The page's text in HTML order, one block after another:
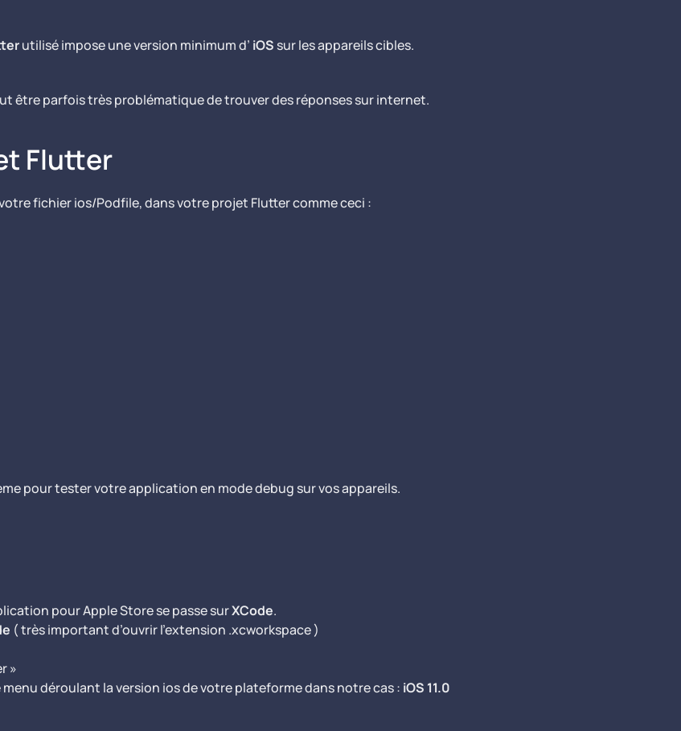
utilisé impose une version minimum d’ iOS sur les appareils cibles.
être parfois très problématique de trouver des réponses sur internet.
Flutter
fichier ios/Podfile, dans votre projet Flutter comme ceci :
pour tester votre application en mode debug sur vos appareils.
pour Apple Store se passe surXCode.
( très important d’ouvrir l’extension .xcworkspace )
»
déroulant la version ios de votre plateforme dans notre cas : iOS 11.0